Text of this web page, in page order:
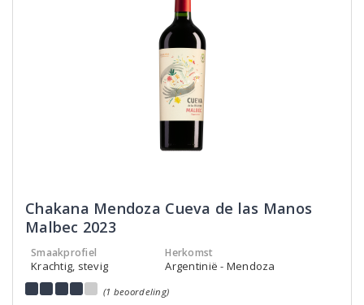
Chakana Mendoza Cueva de las Manos
Malbec 2023
Smaakprofiel
Krachtig, stevig
Herkomst
Argentinië - Mendoza
(1 beoordeling)